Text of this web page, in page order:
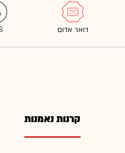
קרנות נאמנות